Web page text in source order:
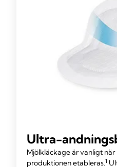
Ultra-
amningsinlägg
Mjölkläckage är vanligt
produktionen etableras.1